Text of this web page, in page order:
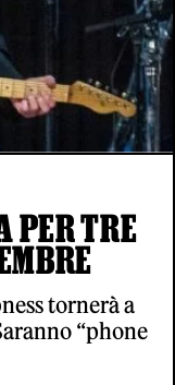
PER TRE
tornerà a
“phone